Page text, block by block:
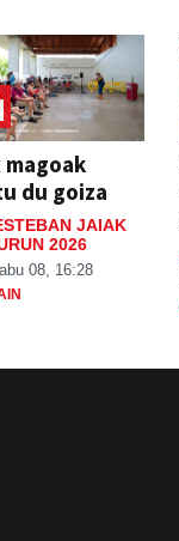
magoak
du goiza
JAIAK
2026
abu 08, 16:28